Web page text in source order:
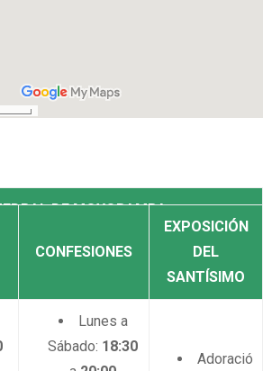
DE MOYOBAMBA
CONFESIONES
EXPOSICIÓN
DEL
SANTÍSIMO
Lunes a
Sábado: 18:30
Adoració